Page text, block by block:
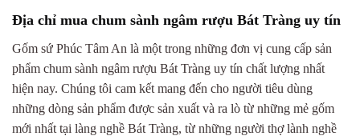
Địa chỉ mua chum sành ngâm rượu Bát Tràng uy tín
Gốm sứ Phúc Tâm An là một trong những đơn vị cung cấp sản
phẩm chum sành ngâm rượu Bát Tràng uy tín chất lượng nhất
hiện nay. Chúng tôi cam kết mang đến cho người tiêu dùng
những dòng sản phẩm được sản xuất và ra lò từ những mẻ gốm
mới nhất tại làng nghề Bát Tràng, từ những người thợ lành nghề